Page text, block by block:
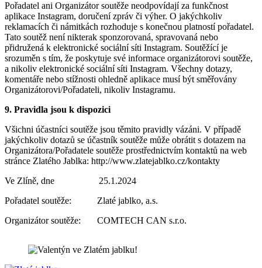
Pořadatel ani Organizátor soutěže neodpovídají za funkčnost
aplikace Instagram, doručení zpráv či výher. O jakýchkoliv
reklamacích či námitkách rozhoduje s konečnou platností pořadatel.
Tato soutěž není nikterak sponzorovaná, spravovaná nebo
přidružená k elektronické sociální síti Instagram. Soutěžící je
srozuměn s tím, že poskytuje své informace organizátorovi soutěže,
a nikoliv elektronické sociální síti Instagram. Všechny dotazy,
komentáře nebo stížnosti ohledně aplikace musí být směřovány
Organizátorovi/Pořadateli, nikoliv Instagramu.
9. Pravidla jsou k dispozici
Všichni účastníci soutěže jsou těmito pravidly vázáni. V případě
jakýchkoliv dotazů se účastník soutěže může obrátit s dotazem na
Organizátora/Pořadatele soutěže prostřednictvím kontaktů na web
stránce Zlatého Jablka: http://www.zlatejablko.cz/kontakty
Ve Zlíně, dne 25.1.2024
Pořadatel soutěže: Zlaté jablko, a.s.
Organizátor soutěže: COMTECH CAN s.r.o.